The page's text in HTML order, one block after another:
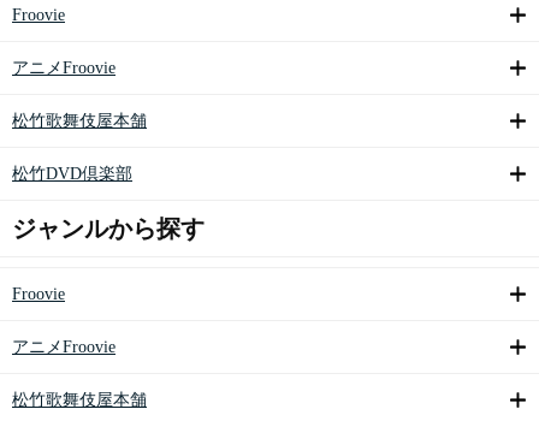
Froovie
アニメFroovie
松竹歌舞伎屋本舗
松竹DVD倶楽部
ジャンルから探す
Froovie
アニメFroovie
松竹歌舞伎屋本舗